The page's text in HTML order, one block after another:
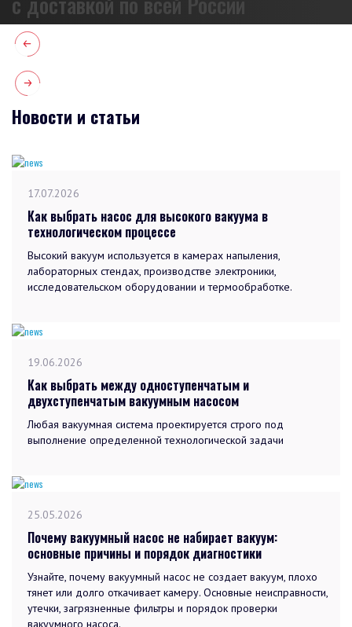
Новости и статьи
17.07.2026
Как выбрать насос для высокого вакуума в
технологическом процессе
Высокий вакуум используется в камерах напыления,
лабораторных стендах, производстве электроники,
исследовательском оборудовании и термообработке.
19.06.2026
Как выбрать между одноступенчатым и
двухступенчатым вакуумным насосом
Любая вакуумная система проектируется строго под
выполнение определенной технологической задачи
25.05.2026
Почему вакуумный насос не набирает вакуум:
основные причины и порядок диагностики
Узнайте, почему вакуумный насос не создает вакуум, плохо
тянет или долго откачивает камеру. Основные неисправности,
утечки, загрязненные фильтры и порядок проверки
вакуумного насоса.